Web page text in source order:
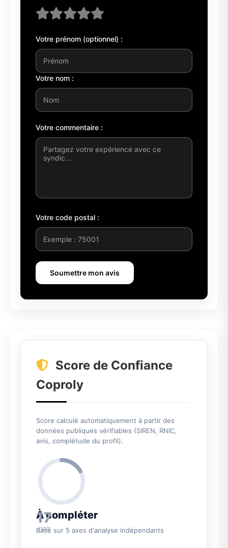
Votre prénom (optionnel) :
Votre nom :
Votre commentaire :
Votre code postal :
Soumettre mon avis
Score de Confiance
Coproly
Score calculé automatiquement à partir des
données publiques vérifiables (SIREN, RNIC,
avis, complétude du profil).
17
/100
À compléter
Basé sur 5 axes d'analyse indépendants